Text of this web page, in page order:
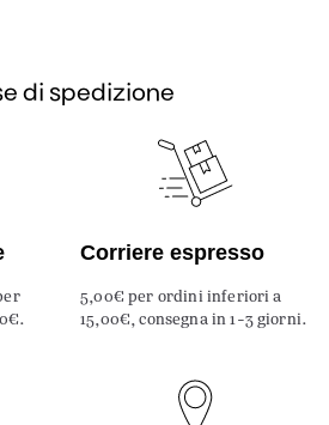
di spedizione
Corriere espresso
5,00€ per ordini inferiori a
15,00€, consegna in 1-3 giorni.